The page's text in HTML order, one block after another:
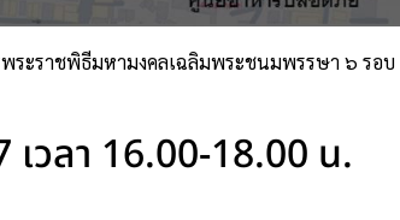
ะราชพิธีมหามงคลเฉลิมพระชนมพรรษา ๖ รอบ
วลา 16.00-18.00 น.